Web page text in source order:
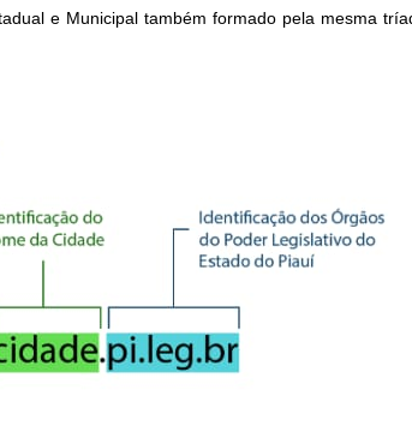
e Municipal também formado pela mesma